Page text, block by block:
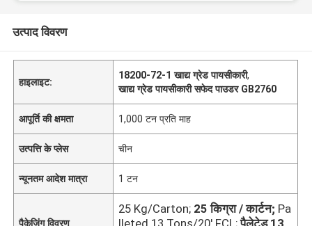
उत्पाद विवरण
हाइलाइट:
18200-72-1 खाद्य ग्रेड पायसीकारी,
खाद्य ग्रेड पायसीकारी सफेद पाउडर GB2760
आपूर्ति की क्षमता 1,000 टन प्रति माह
उत्पत्ति के प्लेस चीन
न्यूनतम आदेश मात्रा 1 टन
पैकेजिंग विवरण
25 Kg/Carton; 25 किग्रा / कार्टन; Pa
lleted 13 Tons/20' FCL; पैलेटेड 13